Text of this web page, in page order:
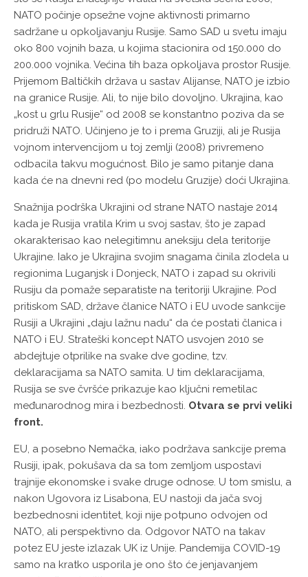
NATO počinje opsežne vojne aktivnosti primarno
sadržane u opkoljavanju Rusije. Samo SAD u svetu imaju
oko 800 vojnih baza, u kojima stacionira od 150.000 do
200.000 vojnika. Većina tih baza opkoljava prostor Rusije.
Prijemom Baltičkih država u sastav Alijanse, NATO je izbio
na granice Rusije. Ali, to nije bilo dovoljno. Ukrajina, kao
„kost u grlu Rusije“ od 2008 se konstantno poziva da se
pridruži NATO. Učinjeno je to i prema Gruziji, ali je Rusija
vojnom intervencijom u toj zemlji (2008) privremeno
odbacila takvu mogućnost. Bilo je samo pitanje dana
kada će na dnevni red (po modelu Gruzije) doći Ukrajina.
Snažnija podrška Ukrajini od strane NATO nastaje 2014
kada je Rusija vratila Krim u svoj sastav, što je zapad
okarakterisao kao nelegitimnu aneksiju dela teritorije
Ukrajine. Iako je Ukrajina svojim snagama činila zlodela u
regionima Luganjsk i Donjeck, NATO i zapad su okrivili
Rusiju da pomaže separatiste na teritoriji Ukrajine. Pod
pritiskom SAD, države članice NATO i EU uvode sankcije
Rusiji a Ukrajini „daju lažnu nadu“ da će postati članica i
NATO i EU. Strateški koncept NATO usvojen 2010 se
abdejtuje otprilike na svake dve godine, tzv.
deklaracijama sa NATO samita. U tim deklaracijama,
Rusija se sve čvršće prikazuje kao ključni remetilac
međunarodnog mira i bezbednosti. Otvara se prvi veliki
front.
EU, a posebno Nemačka, iako podržava sankcije prema
Rusiji, ipak, pokušava da sa tom zemljom uspostavi
trajnije ekonomske i svake druge odnose. U tom smislu, a
nakon Ugovora iz Lisabona, EU nastoji da jača svoj
bezbednosni identitet, koji nije potpuno odvojen od
NATO, ali perspektivno da. Odgovor NATO na takav
potez EU jeste izlazak UK iz Unije. Pandemija COVID-19
samo na kratko usporila je ono što će jenjavanjem